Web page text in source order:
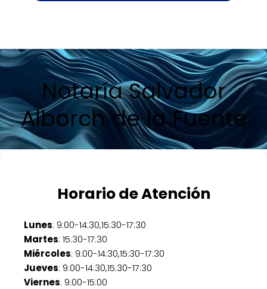
Notaría Salvador
Alborch de la Fuente
Horario de Atención
Lunes: 9:00-14:30,15:30-17:30
Martes: 15:30-17:30
Miércoles: 9:00-14:30,15:30-17:30
Jueves: 9:00-14:30,15:30-17:30
Viernes: 9:00-15:00